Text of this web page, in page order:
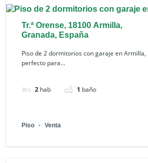
Tr.ª Orense, 18100 Armilla,
Granada, España
Piso de 2 dormitorios con garaje en Armilla,
perfecto para...
2 hab 1 baño
Piso Venta